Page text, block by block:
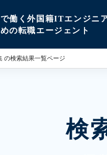
で働く外国籍ITエンジニ
の転職エージェント
の検索結果一覧ページ
検